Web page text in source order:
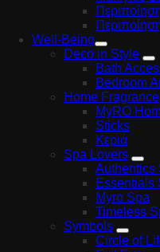
Well-Being
Deco in Style
Bath
Bedroom
Home Fragrance
MyRO
Sticks
Κεριά
Spa Lovers
Authentics
Essentials
Myro Spa
Timeless
Symbols
Circle of